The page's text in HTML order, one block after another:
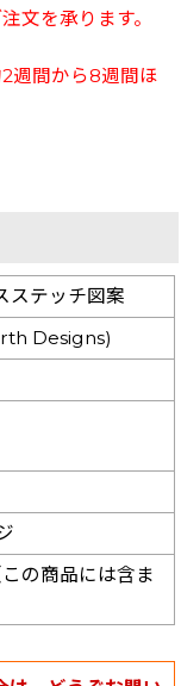
文を承ります。
週間から8週間ほ
ステッチ図案
Designs)
の商品には含ま